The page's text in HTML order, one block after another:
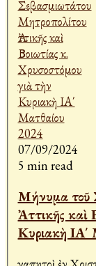
07/09/2024
5 min read
Μήνυμα τοῦ
Ἀττικῆς καὶ
Κυριακὴ